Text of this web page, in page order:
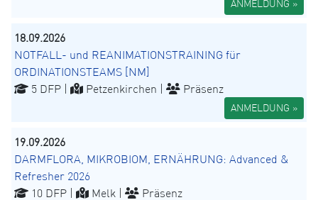
ANMELDUNG »
18.09.2026
NOTFALL- und REANIMATIONSTRAINING für
ORDINATIONSTEAMS [NM]
5 DFP |
Petzenkirchen | Präsenz
ANMELDUNG »
19.09.2026
DARMFLORA, MIKROBIOM, ERNÄHRUNG: Advanced &
Refresher 2026
10 DFP |
Melk | Präsenz